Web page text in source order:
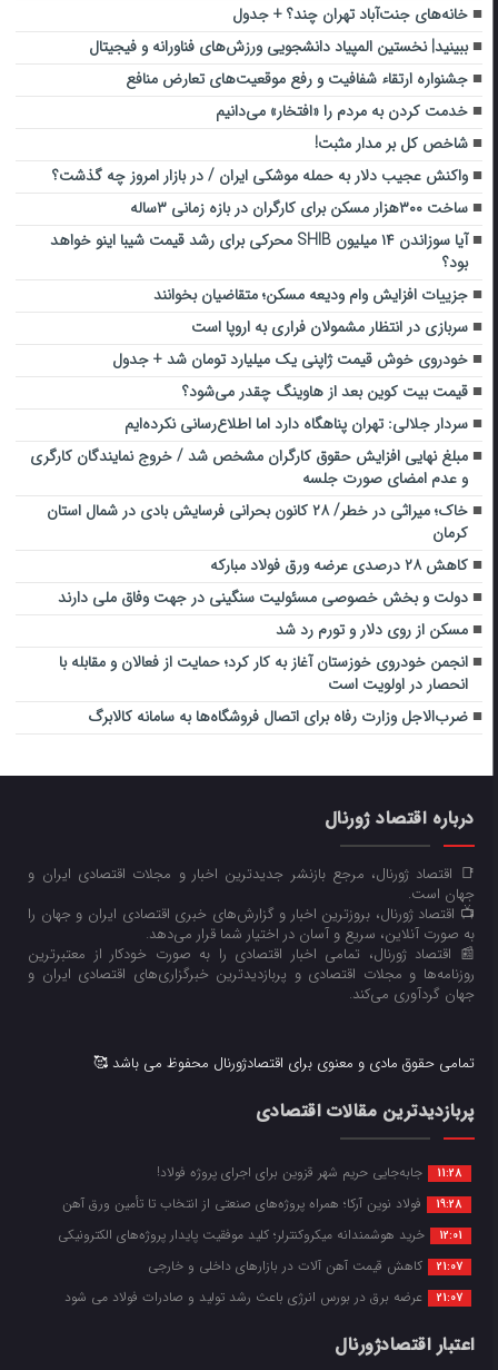
خانه‌های جنت‌آباد تهران چند؟ + جدول
ببینید| نخستین المپیاد دانشجویی ورزش‌های فناورانه و فیجیتال
جشنواره ارتقاء شفافیت و رفع موقعیت‌های تعارض منافع
خدمت کردن به مردم را «افتخار» می‌دانیم
شاخص کل بر مدار مثبت!
واکنش عجیب دلار به حمله موشکی ایران / در بازار امروز چه گذشت؟
ساخت ۳۰۰هزار مسکن برای کارگران در بازه زمانی ۳ساله
آیا سوزاندن ۱۴ میلیون SHIB محرکی برای رشد قیمت شیبا اینو خواهد
بود؟
جزییات افزایش وام ودیعه مسکن؛ متقاضیان بخوانند
سربازی در انتظار مشمولان فراری به اروپا است
خودروی خوش قیمت ژاپنی یک میلیارد تومان شد + جدول
قیمت بیت کوین بعد از هاوینگ چقدر می‌شود؟
سردار جلالی: تهران پناهگاه دارد اما اطلاع‌رسانی نکرده‌ایم
مبلغ نهایی افزایش حقوق کارگران مشخص شد / خروج نمایندگان کارگری
و عدم امضای صورت جلسه
خاک؛ میراثی در خطر/ ۲۸ کانون بحرانی فرسایش بادی در شمال استان
کرمان
کاهش ۲۸ درصدی عرضه ورق فولاد مبارکه
دولت و بخش خصوصی مسئولیت سنگینی در جهت وفاق ملی دارند
مسکن از روی دلار و تورم رد شد
انجمن خودروی خوزستان آغاز به کار کرد؛ حمایت از فعالان و مقابله با
انحصار در اولویت است
ضرب‌الاجل وزارت رفاه برای اتصال فروشگاه‌ها به سامانه کالابرگ
درباره اقتصاد ژورنال
📑 اقتصاد ژورنال، مرجع بازنشر جدیدترین اخبار و مجلات اقتصادی ایران و
جهان است.
📺 اقتصاد ژورنال، بروزترین اخبار و گزارش‌های خبری اقتصادی ایران و جهان را
به صورت آنلاین، سریع و آسان در اختیار شما قرار می‌‌دهد.
📰 اقتصاد ژورنال، تمامی اخبار اقتصادی را به صورت خودکار از معتبرترین
روزنامه‌ها و مجلات اقتصادی و پربازدیدترین خبرگزاری‌های اقتصادی ایران و
جهان گردآوری می‌کند.
تمامی حقوق مادی و معنوی برای اقتصادژورنال محفوظ می باشد 🥰
پربازدیدترین مقالات اقتصادی
11:28 جابه‌جایی حریم شهر قزوین برای اجرای پروژه فولاد!
19:28 فولاد نوین آرکا؛ همراه پروژه‌های صنعتی از انتخاب تا تأمین ورق آهن
12:01 خرید هوشمندانه میکروکنترلر؛ کلید موفقیت پایدار پروژه‌های الکترونیکی
21:07 کاهش قیمت آهن آلات در بازارهای داخلی و خارجی
21:07 عرضه برق در بورس انرژی باعث رشد تولید و صادرات فولاد می شود
اعتبار اقتصادژورنال